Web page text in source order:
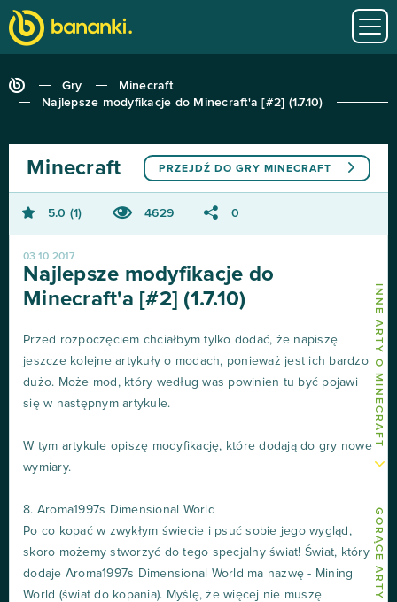
Gry
Minecraft
Najlepsze modyfikacje do Minecraft'a [#2] (1.7.10)
INNE ARTY O MINECRAFT
GORĄCE ARTY
PRZEJDŹ DO GRY MINECRAFT
Minecraft
5.0 1 4629 0
03.10.2017
Najlepsze modyfikacje do
Minecraft'a [#2] (1.7.10)
Przed rozpoczęciem chciałbym tylko dodać, że napiszę
jeszcze kolejne artykuły o modach, ponieważ jest ich bardzo
dużo. Może mod, który według was powinien tu być pojawi
się w następnym artykule.
W tym artykule opiszę modyfikację, które dodają do gry nowe
wymiary.
8. Aroma1997s Dimensional World
Po co kopać w zwykłym świecie i psuć sobie jego wygląd,
skoro możemy stworzyć do tego specjalny świat! Świat, który
dodaje Aroma1997s Dimensional World ma nazwę - Mining
World (świat do kopania). Myślę, że więcej nie muszę